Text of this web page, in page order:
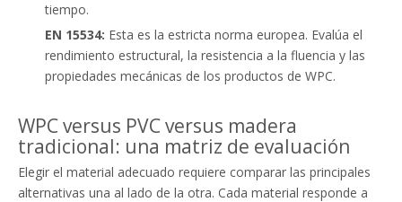
tiempo.
EN 15534: Esta es la estricta norma europea. Evalúa el
rendimiento estructural, la resistencia a la fluencia y las
propiedades mecánicas de los productos de WPC.
WPC versus PVC versus madera
tradicional: una matriz de evaluación
Elegir el material adecuado requiere comparar las principales
alternativas una al lado de la otra. Cada material responde a